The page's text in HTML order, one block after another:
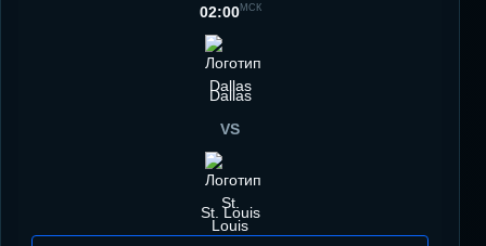
02:00МСК
Dallas
VS
St. Louis